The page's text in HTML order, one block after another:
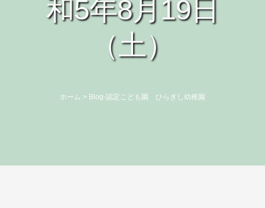
和5年8月19日
（土）
ホーム > Blog-認定こども園 ひらぎし幼稚園